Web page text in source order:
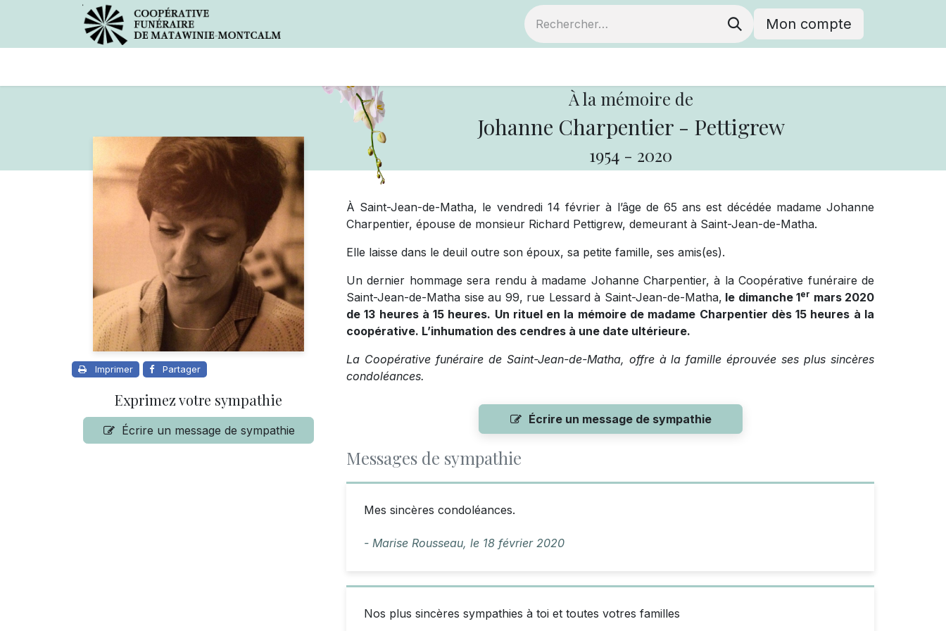
Mon compte
À la mémoire de
Johanne Charpentier - Pettigrew
1954 - 2020
Imprimer Partager
Exprimez votre sympathie
Écrire un message de sympathie
À Saint-Jean-de-Matha, le vendredi 14 février à l’âge de 65 ans est décédée madame Johanne
Charpentier, épouse de monsieur Richard Pettigrew, demeurant à Saint-Jean-de-Matha.
Elle laisse dans le deuil outre son époux, sa petite famille, ses amis(es).
Un dernier hommage sera rendu à madame Johanne Charpentier, à la Coopérative funéraire de
Saint-Jean-de-Matha sise au 99, rue Lessard à Saint-Jean-de-Matha, le dimanche 1er mars 2020
de 13 heures à 15 heures. Un rituel en la mémoire de madame Charpentier dès 15 heures à la
coopérative. L’inhumation des cendres à une date ultérieure.
La Coopérative funéraire de Saint-Jean-de-Matha, offre à la famille éprouvée ses plus sincères
condoléances.
Écrire un message de sympathie
Messages de sympathie
Mes sincères condoléances.
- Marise Rousseau, le 18 février 2020
Nos plus sincères sympathies à toi et toutes votres familles